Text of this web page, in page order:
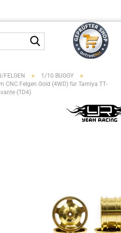
FELGEN » 1/10 BUGGY »
CNC Felgen Gold (4WD) für Tamiya TT-
(TD4)